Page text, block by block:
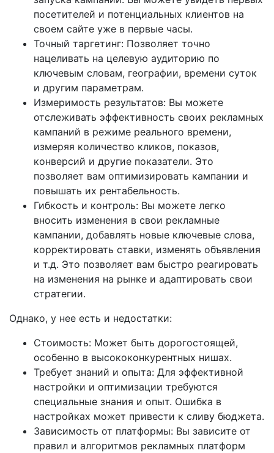
посетителей и потенциальных клиентов на
своем сайте уже в первые часы.
Точный таргетинг: Позволяет точно
нацеливать на целевую аудиторию по
ключевым словам, географии, времени суток
и другим параметрам.
Измеримость результатов: Вы можете
отслеживать эффективность своих рекламных
кампаний в режиме реального времени,
измеряя количество кликов, показов,
конверсий и другие показатели. Это
позволяет вам оптимизировать кампании и
повышать их рентабельность.
Гибкость и контроль: Вы можете легко
вносить изменения в свои рекламные
кампании, добавлять новые ключевые слова,
корректировать ставки, изменять объявления
и т.д. Это позволяет вам быстро реагировать
на изменения на рынке и адаптировать свои
стратегии.
Однако, у нее есть и недостатки:
Стоимость: Может быть дорогостоящей,
особенно в высококонкурентных нишах.
Требует знаний и опыта: Для эффективной
настройки и оптимизации требуются
специальные знания и опыт. Ошибка в
настройках может привести к сливу бюджета.
Зависимость от платформы: Вы зависите от
правил и алгоритмов рекламных платформ